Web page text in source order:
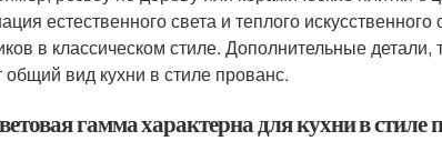
естественного света и теплого
в классическом стиле. Дополнительные
вид кухни в стиле прованс.
гамма характерна для кухни в стиле